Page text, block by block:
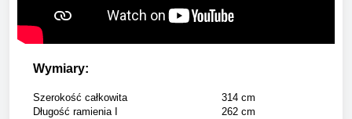
Wymiary:
Szerokość całkowita
314 cm
Długość ramienia I
262 cm